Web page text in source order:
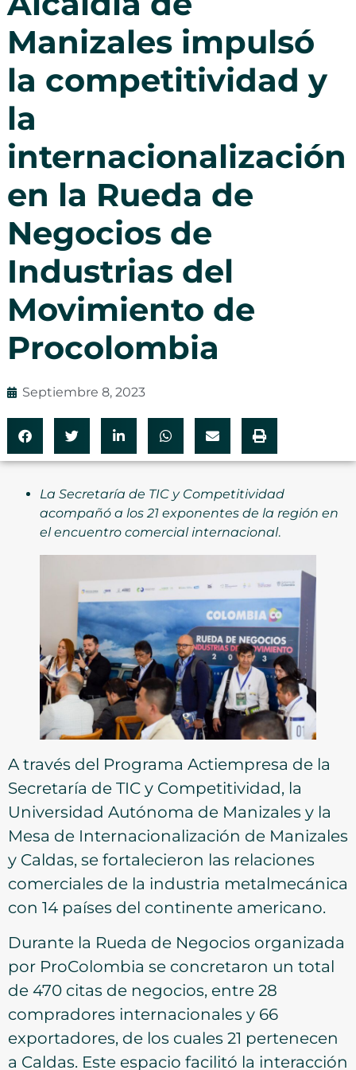
Manizales impulsó
la competitividad y
la
internacionalización
en la Rueda de
Negocios de
Industrias del
Movimiento de
Procolombia
Septiembre 8, 2023
La Secretaría de TIC y Competitividad
acompañó a los 21 exponentes de la región en
el encuentro comercial internacional.
A través del Programa Actiempresa de la
Secretaría de TIC y Competitividad, la
Universidad Autónoma de Manizales y la
Mesa de Internacionalización de Manizales
y Caldas, se fortalecieron las relaciones
comerciales de la industria metalmecánica
con 14 países del continente americano.
Durante la Rueda de Negocios organizada
por ProColombia se concretaron un total
de 470 citas de negocios, entre 28
compradores internacionales y 66
exportadores, de los cuales 21 pertenecen
a Caldas. Este espacio facilitó la interacción